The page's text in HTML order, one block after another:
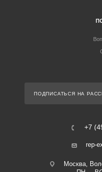
ПОДПИСАТЬСЯ НА
+7
rep-
Москва,